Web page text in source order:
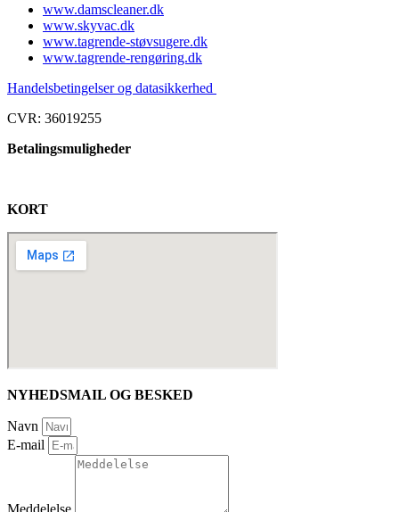
www.damscleaner.dk
www.skyvac.dk
www.tagrende-støvsugere.dk
www.tagrende-rengøring.dk
Handelsbetingelser og datasikkerhed
CVR: 36019255
Betalingsmuligheder
KORT
NYHEDSMAIL OG BESKED
Navn
E-mail
Meddelelse